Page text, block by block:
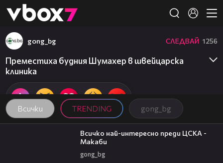
👾
Всички TRENDING gong_bg
gong_bg СЛЕДВАЙ 1256
Преместиха будния Шумахер в швейцарска
клиника
01:13
Всичко най-интересно преди ЦСКА -
Макаби
gong_bg